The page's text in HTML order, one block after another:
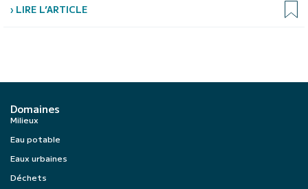
› LIRE L’ARTICLE
Domaines
Milieux
Eau potable
Eaux urbaines
Déchets